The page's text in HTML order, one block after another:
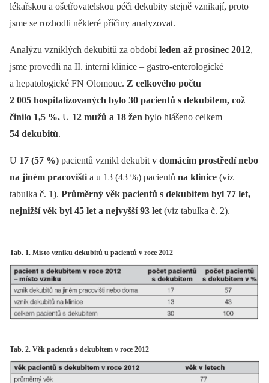
lékařskou a ošetřovatelskou péči dekubity stejně vznikají, proto
jsme se rozhodli některé příčiny analyzovat.
Analýzu vzniklých dekubitů za obdobíleden až prosinec 2012,
jsme provedli na II. interní klinice –⁠ gastro-enterologické
a hepatologické FN Olomouc. Z celkového počtu
2 005 hospitalizovaných bylo 30 pacientů s dekubitem, což
činilo 1,5 %. U 12 mužů a 18 žen bylo hlášeno celkem
54 dekubitů.
U 17 (57 %) pacientů vznikl dekubit v domácím prostředí nebo
na jiném pracovišti a u 13 (43 %) pacientů na klinice (viz
tabulka č. 1). Průměrný věk pacientů s dekubitem byl 77 let,
nejnižší věk byl 45 let a nejvyšší 93 let (viz tabulka č. 2).
Tab. 1. Místo vzniku dekubitů u pacientů v roce 2012
Tab. 2. Věk pacientů s dekubitem v roce 2012